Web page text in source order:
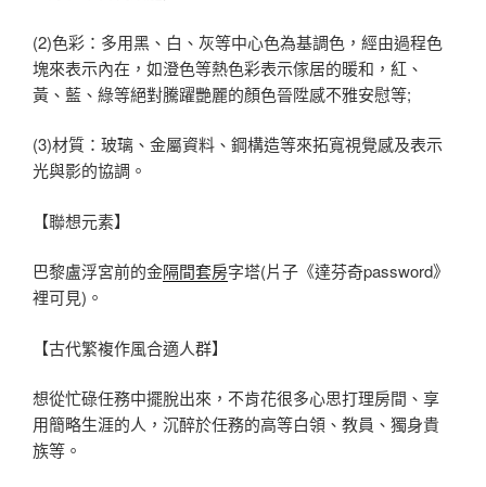
(2)色彩：多用黑、白、灰等中心色為基調色，經由過程色
塊來表示內在，如澄色等熱色彩表示傢居的暖和，紅、
黃、藍、綠等絕對騰躍艷麗的顏色晉陞感不雅安慰等;
(3)材質：玻璃、金屬資料、鋼構造等來拓寬視覺感及表示
光與影的協調。
【聯想元素】
巴黎盧浮宮前的金隔間套房字塔(片子《達芬奇password》
裡可見)。
【古代繁複作風合適人群】
想從忙碌任務中擺脫出來，不肯花很多心思打理房間、享
用簡略生涯的人，沉醉於任務的高等白領、教員、獨身貴
族等。